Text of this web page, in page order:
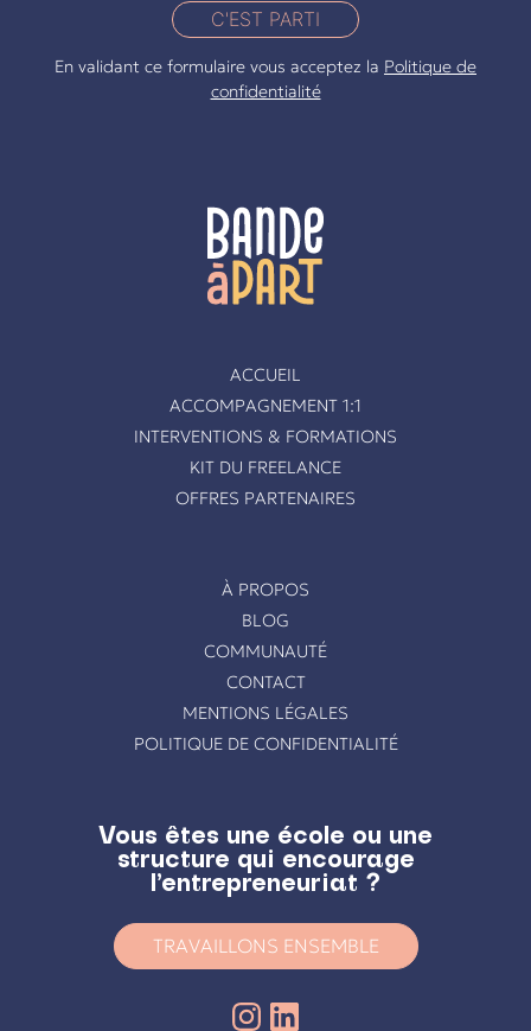
C'EST PARTI
En validant ce formulaire vous acceptez la Politique de
confidentialité
ACCUEIL
ACCOMPAGNEMENT 1:1
INTERVENTIONS & FORMATIONS
KIT DU FREELANCE
OFFRES PARTENAIRES
À PROPOS
BLOG
COMMUNAUTÉ
CONTACT
MENTIONS LÉGALES
POLITIQUE DE CONFIDENTIALITÉ
Vous êtes une école ou une
structure qui encourage
l’entrepreneuriat ?
TRAVAILLONS ENSEMBLE
Instagram
LinkedIn